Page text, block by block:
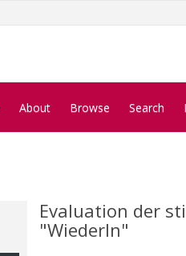
About Browse Search
Evaluation der
"WiederIn"